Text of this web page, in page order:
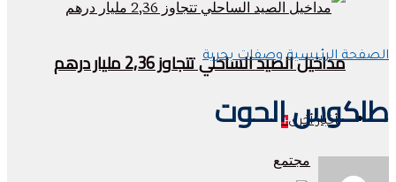
مداخيل الصيد الساحلي تتجاوز 2,36 مليار درهم
أخبار أخرى+
مجتمع
الصفحة الرئيسية وصفات بحرية
طاكوس الحوت